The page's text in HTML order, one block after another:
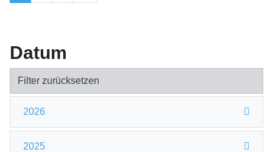
Datum
Filter zurücksetzen
2026
2025